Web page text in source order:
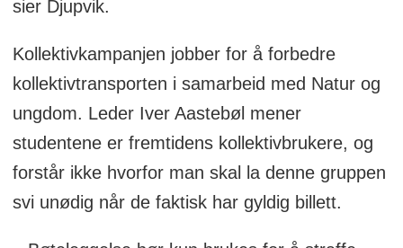
sier Djupvik.
Kollektivkampanjen jobber for å forbedre
kollektivtransporten i samarbeid med Natur og
ungdom. Leder Iver Aastebøl mener
studentene er fremtidens kollektivbrukere, og
forstår ikke hvorfor man skal la denne gruppen
svi unødig når de faktisk har gyldig billett.